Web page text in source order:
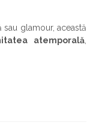
glamour, această
atemporală,